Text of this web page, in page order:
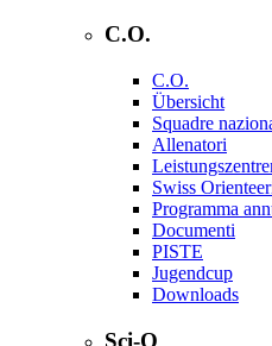
C.O.
C.O.
Übersicht
Squadre
Allenatori
Swiss
Programma
Documenti
PISTE
Jugendcup
Downloads
Sci-O